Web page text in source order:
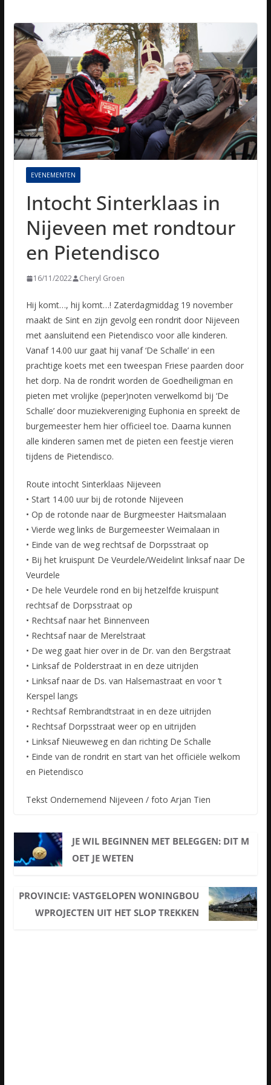
EVENEMENTEN
Intocht Sinterklaas in
Nijeveen met rondtour
en Pietendisco
16/11/2022 Cheryl Groen
Hij komt…, hij komt…! Zaterdagmiddag 19 november
maakt de Sint en zijn gevolg een rondrit door Nijeveen
met aansluitend een Pietendisco voor alle kinderen.
Vanaf 14.00 uur gaat hij vanaf ‘De Schalle’in een
prachtige koets met een tweespan Friese paarden door
het dorp. Na de rondrit worden de Goedheiligman en
pieten met vrolijke (peper)noten verwelkomd bij ‘De
Schalle’ door muziekvereniging Euphonia en spreekt de
burgemeester hem hier officieel toe. Daarna kunnen
alle kinderen samen met de pieten een feestje vieren
tijdens de Pietendisco.
Route intocht Sinterklaas Nijeveen
• Start 14.00 uur bij de rotonde Nijeveen
• Op de rotonde naar de Burgmeester Haitsmalaan
• Vierde weg links de Burgemeester Weimalaan in
• Einde van de weg rechtsaf de Dorpsstraat op
• Bij het kruispunt De Veurdele/Weidelint linksaf naar De
Veurdele
• De hele Veurdele rond en bij hetzelfde kruispunt
rechtsaf de Dorpsstraat op
• Rechtsaf naar het Binnenveen
• Rechtsaf naar de Merelstraat
• De weg gaat hier over in de Dr. van den Bergstraat
• Linksaf de Polderstraat in en deze uitrijden
• Linksaf naar de Ds. van Halsemastraat en voor ’t
Kerspel langs
• Rechtsaf Rembrandtstraat in en deze uitrijden
• Rechtsaf Dorpsstraat weer op en uitrijden
• Linksaf Nieuweweg en dan richting De Schalle
• Einde van de rondrit en start van het officiële welkom
en Pietendisco
Tekst Ondernemend Nijeveen / foto Arjan Tien
JE WIL BEGINNEN MET BELEGGEN: DIT M
OET JE WETEN
PROVINCIE: VASTGELOPEN WONINGBOU
WPROJECTEN UIT HET SLOP TREKKEN